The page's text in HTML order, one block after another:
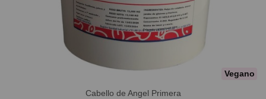
Vegano
Cabello de Angel Primera